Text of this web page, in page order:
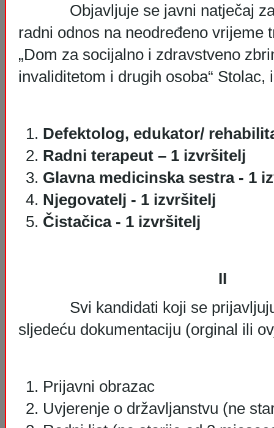
Objavljuje se javni natječaj za
radni odnos na neodređeno vrijeme
„Dom za socijalno i zdravstveno
invaliditetom i drugih osoba“ Stolac,
Defektolog, edukator/
Radni terapeut – 1 izvršitelj
Glavna medicinska sestra - 1
Njegovatelj - 1 izvršitelj
Čistačica - 1 izvršitelj
II
Svi kandidati koji se prijavljuju
sljedeću dokumentaciju (orginal ili
Prijavni obrazac
Uvjerenje o državljanstvu (ne